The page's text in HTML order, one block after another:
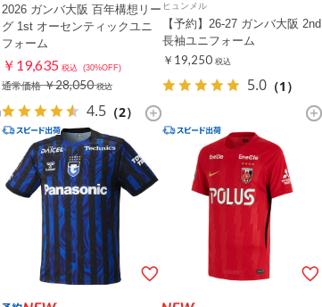
2026 ガンバ大阪 百年構想リー
グ 1st オーセンティックユニ
フォーム
￥19,635 税込 (30%OFF)
通常価格￥28,050 税込
4.5 （2）
ヒュンメル
【予約】26-27 ガンバ大阪 2nd
長袖ユニフォーム
￥19,250 税込
5.0 （1）